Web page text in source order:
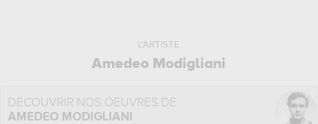
L'ARTISTE
Amedeo Modigliani
DÉCOUVRIR NOS OEUVRES DE
AMEDEO MODIGLIANI